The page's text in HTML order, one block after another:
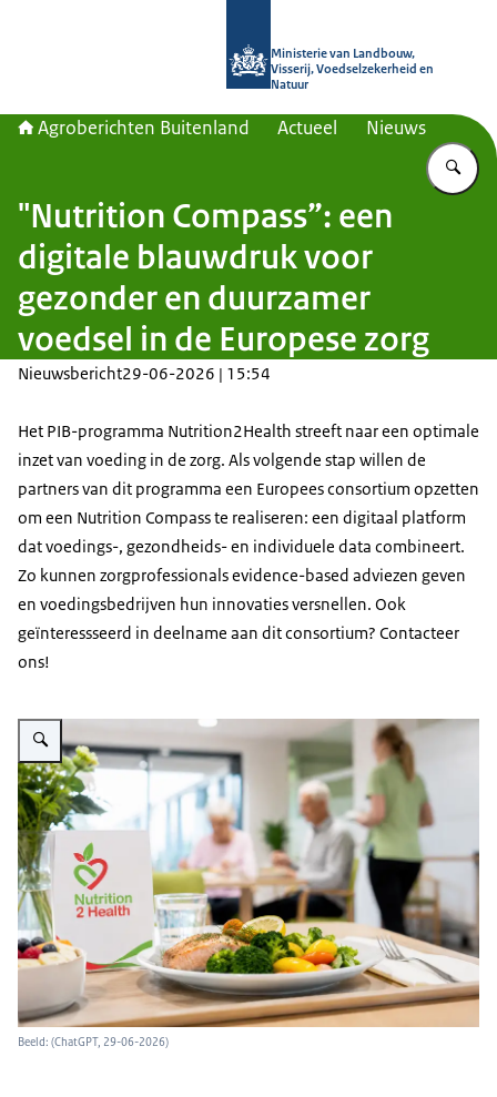
Ministerie van Landbouw,
Visserij, Voedselzekerheid en
Natuur
Agroberichten Buitenland Actueel Nieuws
"Nutrition Compass”: een
digitale blauwdruk voor
gezonder en duurzamer
voedsel in de Europese zorg
Nieuwsbericht29-06-2026 | 15:54
Het PIB-programma Nutrition2Health streeft naar een optimale
inzet van voeding in de zorg. Als volgende stap willen de
partners van dit programma een Europees consortium opzetten
om een Nutrition Compasste realiseren: een digitaal platform
dat voedings-, gezondheids- en individuele data combineert.
Zo kunnen zorgprofessionalsevidence-based adviezen geven
en voedingsbedrijven hun innovaties versnellen. Ook
geïnteressseerd in deelname aan dit consortium? Contacteer
ons!
Vergroot afbeelding op de voorgrond staat een bord met frisse groenten
Beeld: (ChatGPT, 29-06-2026)